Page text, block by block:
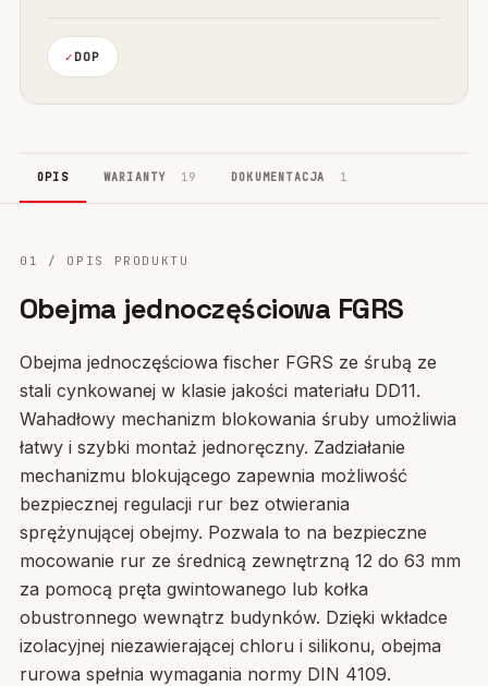
DOP
OPIS WARIANTY 19 DOKUMENTACJA 1
01 / OPIS PRODUKTU
Obejma jednoczęściowa FGRS
Obejma jednoczęściowa fischer FGRS ze śrubą ze
stali cynkowanej w klasie jakości materiału DD11.
Wahadłowy mechanizm blokowania śruby umożliwia
łatwy i szybki montaż jednoręczny. Zadziałanie
mechanizmu blokującego zapewnia możliwość
bezpiecznej regulacji rur bez otwierania
sprężynującej obejmy. Pozwala to na bezpieczne
mocowanie rur ze średnicą zewnętrzną 12 do 63 mm
za pomocą pręta gwintowanego lub kołka
obustronnego wewnątrz budynków. Dzięki wkładce
izolacyjnej niezawierającej chloru i silikonu, obejma
rurowa spełnia wymagania normy DIN 4109.